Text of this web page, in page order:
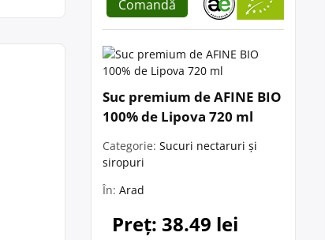
Comandă
Suc premium de AFINE BIO
100% de Lipova 720 ml
Categorie: Sucuri nectaruri și
siropuri
În: Arad
Preț: 38.49 lei